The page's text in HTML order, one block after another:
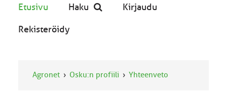
Etusivu Haku Kirjaudu
Rekisteröidy
Agronet Osku:n profiili Yhteenveto